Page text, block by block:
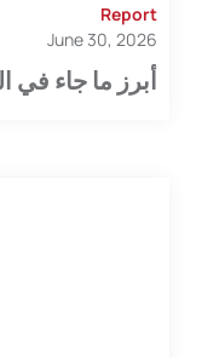
Report
June 30, 2026
أبرز ما جاء في